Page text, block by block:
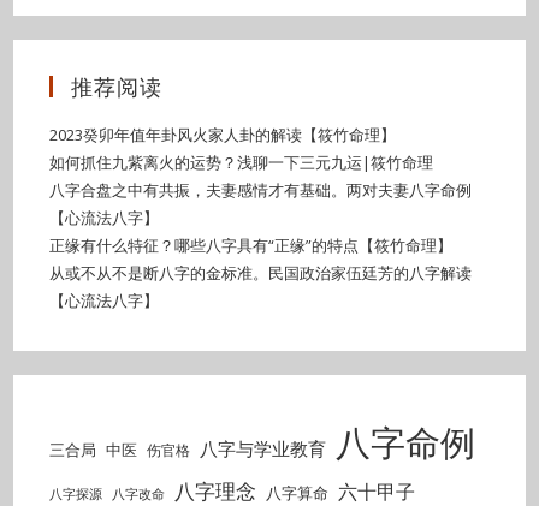
推荐阅读
2023癸卯年值年卦风火家人卦的解读【筱竹命理】
如何抓住九紫离火的运势？浅聊一下三元九运|筱竹命理
八字合盘之中有共振，夫妻感情才有基础。两对夫妻八字命例
【心流法八字】
正缘有什么特征？哪些八字具有“正缘”的特点【筱竹命理】
从或不从不是断八字的金标准。民国政治家伍廷芳的八字解读
【心流法八字】
三合局 中医 伤官格 八字与学业教育 八字命例
八字探源 八字改命 八字理念 八字算命 六十甲子